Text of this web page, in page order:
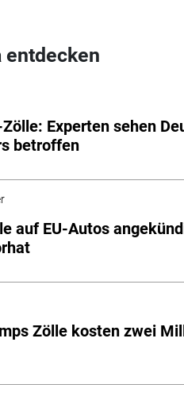
entdecken
Zölle: Experten sehen
betroffen
auf EU-Autos
Zölle kosten zwei